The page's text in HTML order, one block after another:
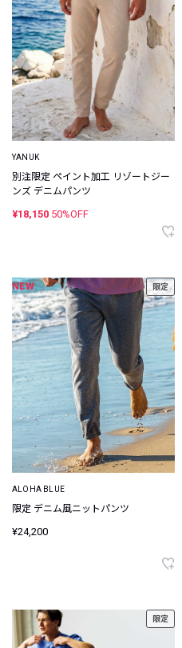
YANUK
別注限定 ペイント加工 リゾートジー
ンズ デニムパンツ
¥18,150 50%OFF
NEW 限定
ALOHA BLUE
限定 デニム風ニットパンツ
¥24,200
限定